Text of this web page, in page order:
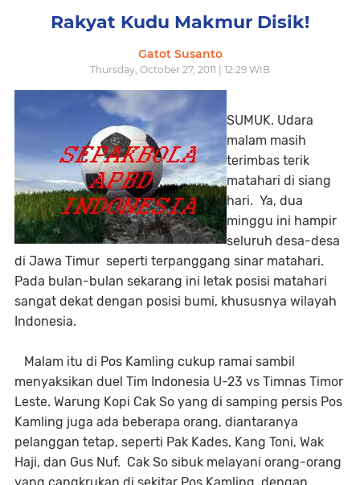
Rakyat Kudu Makmur Disik!
Gatot Susanto
Thursday, October 27, 2011 | 12:29 WIB
SUMUK. Udara
malam masih
terimbas terik
matahari di siang
hari. Ya, dua
minggu ini hampir
seluruh desa-desa
di Jawa Timur seperti terpanggang sinar matahari.
Pada bulan-bulan sekarang ini letak posisi matahari
sangat dekat dengan posisi bumi, khususnya wilayah
Indonesia.
Malam itu di Pos Kamling cukup ramai sambil
menyaksikan duel Tim Indonesia U-23 vs Timnas Timor
Leste. Warung Kopi Cak So yang di samping persis Pos
Kamling juga ada beberapa orang, diantaranya
pelanggan tetap, seperti Pak Kades, Kang Toni, Wak
Haji, dan Gus Nuf. Cak So sibuk melayani orang-orang